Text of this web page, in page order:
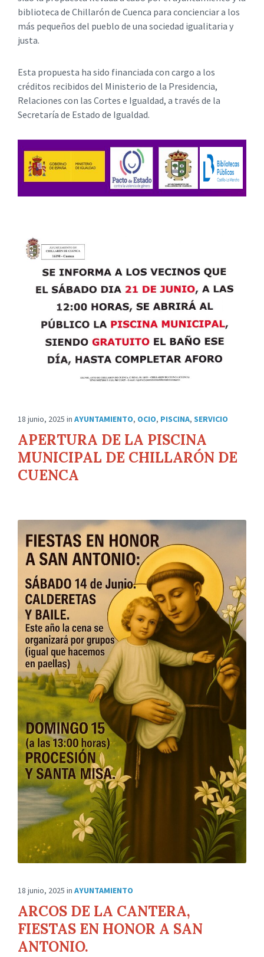
biblioteca de Chillarón de Cuenca para concienciar a los
más pequeños del pueblo de una sociedad igualitaria y
justa.
Esta propuesta ha sido financiada con cargo a los
créditos recibidos del Ministerio de la Presidencia,
Relaciones con las Cortes e Igualdad, a través de la
Secretaría de Estado de Igualdad.
18 junio, 2025 in AYUNTAMIENTO, OCIO, PISCINA, SERVICIO
APERTURA DE LA PISCINA
MUNICIPAL DE CHILLARÓN DE
CUENCA
18 junio, 2025 in AYUNTAMIENTO
ARCOS DE LA CANTERA,
FIESTAS EN HONOR A SAN
ANTONIO.